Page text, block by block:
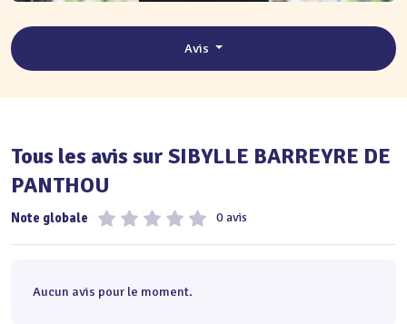
Avis
Tous les avis sur SIBYLLE BARREYRE DE
PANTHOU
Note globale 0 avis
Aucun avis pour le moment.